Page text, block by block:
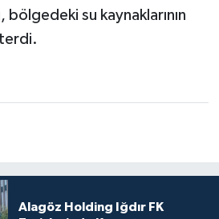
bölgedeki su kaynaklarının
Alagöz Holding Iğdır FK